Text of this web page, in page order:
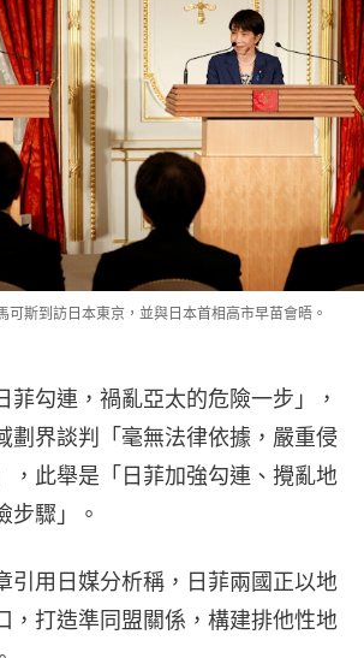
可斯到訪日本東京，並與日本首相高市早苗會晤。
菲勾連，禍亂亞太的危險一步」，
劃界談判「毫無法律依據，嚴重侵
，此舉是「日菲加強勾連、攪亂地
步驟」。
引用日媒分析稱，日菲兩國正以地
，打造準同盟關係，構建排他性地